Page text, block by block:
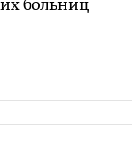
больниц